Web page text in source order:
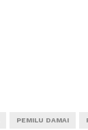
PEMILU DAMAI